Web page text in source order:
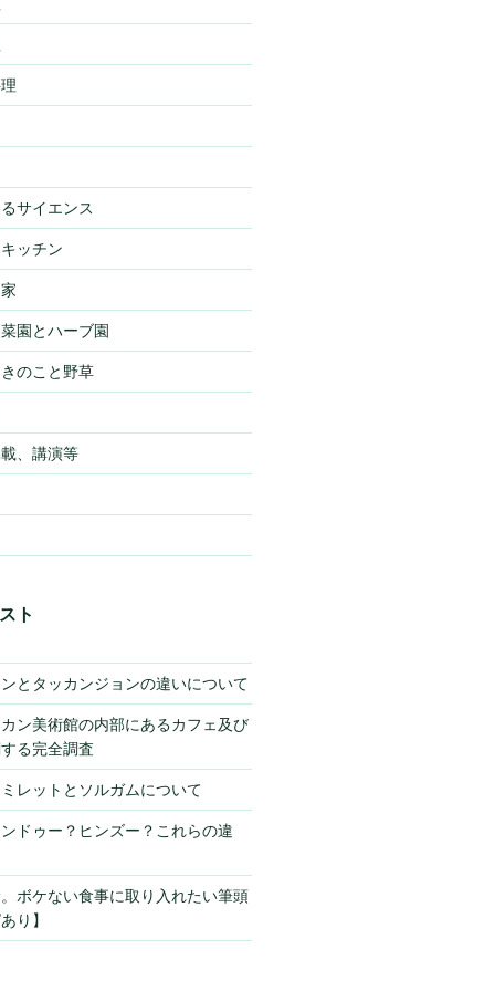
サイエンス
ッチン
園とハーブ園
のこと野草
、講演等
ト
とタッカンジョンの違いについて
カン美術館の内部にあるカフェ及び
る完全調査
ミレットとソルガムについて
ドゥー？ヒンズー？これらの違
ボケない食事に取り入れたい筆頭
り】